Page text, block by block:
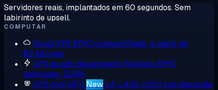
Servidores reais, implantados em 60 segundos. Sem
labirinto de upsell.
COMPUTAR
Cloud VPS EPYC compartilhado, a partir de
$2,48/mês
VPS de alto desempenho Núcleos EPYC
dedicados, DDR5
VPS com GPU New L4, L40S, H100 sob demanda